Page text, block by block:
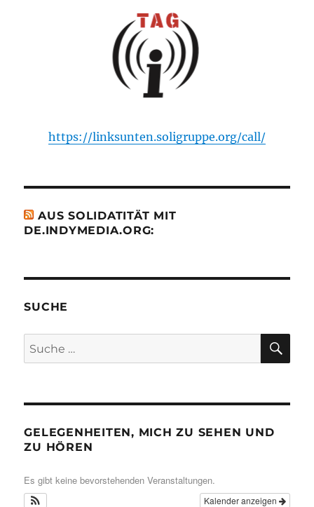
https://linksunten.soligruppe.org/call/
AUS SOLIDATITÄT MIT
DE.INDYMEDIA.ORG:
SUCHE
Suche
nach:
GELEGENHEITEN, MICH ZU SEHEN UND
ZU HÖREN
Es gibt keine bevorstehenden Veranstaltungen.
Kalender anzeigen